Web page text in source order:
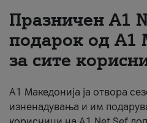
За нас
#ПодобарОнлајн
Празничен A1
подарок од А1
за сите
А1 Македонија ја отвора
изненадувања и им